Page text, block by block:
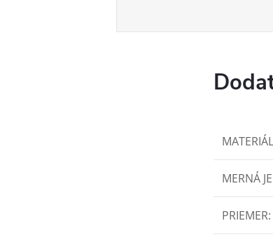
MATERIÁL
MERNÁ
PRIEMER: